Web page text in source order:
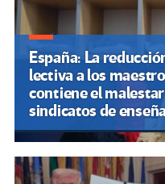
España: La
lectiva a los
contiene el
sindicatos de